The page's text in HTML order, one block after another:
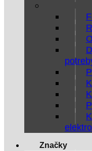
Značky